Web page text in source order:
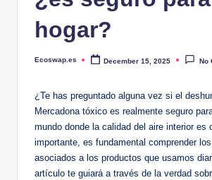
hogar?
Posted
Ecoswap.es December 15, 2025 No
¿Te has preguntado alguna vez si el‌
Mercadona ⁣tóxico es realmente seguro
mundo donde la ⁣calidad del aire interior es
importante, es ‍fundamental comprender
asociados a los productos que usamos
artículo ⁤te guiará a‌ través de la verdad​